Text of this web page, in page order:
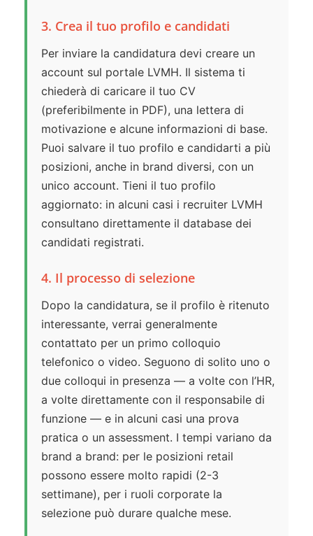
3. Crea il tuo profilo e candidati
Per inviare la candidatura devi creare un
account sul portale LVMH. Il sistema ti
chiederà di caricare il tuo CV
(preferibilmente in PDF), una lettera di
motivazione e alcune informazioni di base.
Puoi salvare il tuo profilo e candidarti a più
posizioni, anche in brand diversi, con un
unico account. Tieni il tuo profilo
aggiornato: in alcuni casi i recruiter LVMH
consultano direttamente il database dei
candidati registrati.
4. Il processo di selezione
Dopo la candidatura, se il profilo è ritenuto
interessante, verrai generalmente
contattato per un primo colloquio
telefonico o video. Seguono di solito uno o
due colloqui in presenza — a volte con l’HR,
a volte direttamente con il responsabile di
funzione — e in alcuni casi una prova
pratica o un assessment. I tempi variano da
brand a brand: per le posizioni retail
possono essere molto rapidi (2-3
settimane), per i ruoli corporate la
selezione può durare qualche mese.